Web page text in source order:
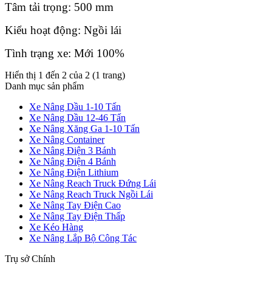
Tâm tải trọng: 500 mm
Kiểu hoạt động: Ngồi lái
Tình trạng xe: Mới 100%
Hiển thị 1 đến 2 của 2 (1 trang)
Danh mục sản phẩm
Xe Nâng Dầu 1-10 Tấn
Xe Nâng Dầu 12-46 Tấn
Xe Nâng Xăng Ga 1-10 Tấn
Xe Nâng Container
Xe Nâng Điện 3 Bánh
Xe Nâng Điện 4 Bánh
Xe Nâng Điện Lithium
Xe Nâng Reach Truck Đứng Lái
Xe Nâng Reach Truck Ngồi Lái
Xe Nâng Tay Điện Cao
Xe Nâng Tay Điện Thấp
Xe Kéo Hàng
Xe Nâng Lắp Bộ Công Tác
Trụ sở Chính